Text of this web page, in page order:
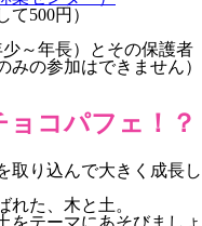
500円）
～年長）とその保護者
みの参加はできません）
ョコパフェ！？
取り込んで大きく成長し
た、木と土。
をテーマにあそびましょ